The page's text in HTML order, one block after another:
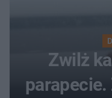
Zwilż